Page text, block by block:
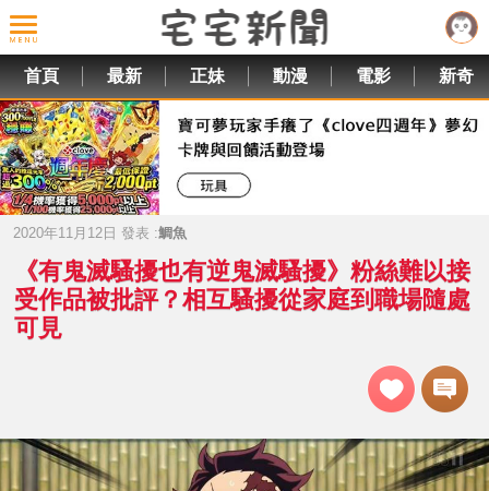
首頁 最新 正妹 動漫 電影 新奇
2020年11月12日 發表 :鯛魚
《有鬼滅騷擾也有逆鬼滅騷擾》粉絲難以接
受作品被批評？相互騷擾從家庭到職場隨處
可見